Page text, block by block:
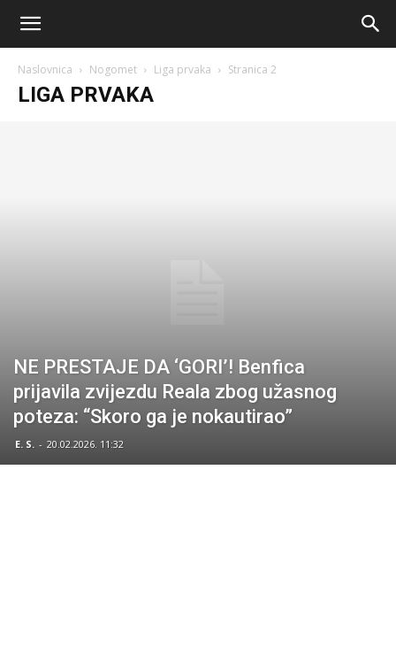
Sport
Naslovnica Nogomet Liga prvaka Stranica 2
LIGA PRVAKA
NE PRESTAJE DA ‘GORI’! Benfica
prijavila zvijezdu Reala zbog užasnog
poteza: “Skoro ga je nokautirao”
E. S. - 20.02.2026. 11:32